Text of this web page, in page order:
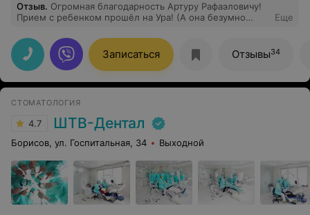
Отзыв. Огромная благодарность Артуру Рафаэловичу!
Прием с ребенком прошёл на Ура! (А она безумно
рекомендации по делу без лишнего! Благодарю за
вашу работу и профессионализм
Еще
Записаться Отзывы34
СТОМАТОЛОГИЯ
4.7 ШТВ-Дентал
Борисов, ул. Госпитальная, 34 Выходной